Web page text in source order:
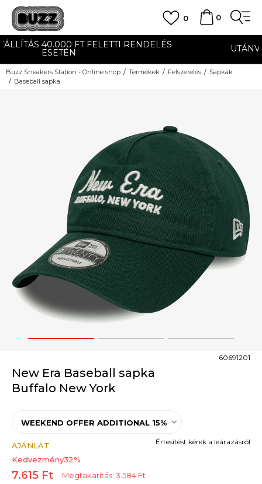
0
0
RENDELÉS UTÁNVÉTES ÉS BANKKÁRTYÁS
Buzz Sneakers Station - Online shop Termékek Felszerelés
Sapkák
Baseball sapka
1 2 3
New Era Baseball sapka
Buffalo New York
60691201
WEEKEND OFFER ADDITIONAL 15%
AJÁNLAT
Kedvezmény32%
7.615 Ft Megtakarítás: 3.584 Ft
Értesítést kérek a leárazásról